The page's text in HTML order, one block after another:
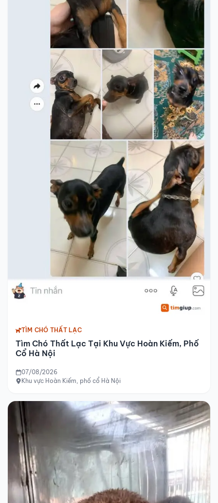
TÌM CHÓ THẤT LẠC
Tìm Chó Thất Lạc Tại Khu Vực Hoàn Kiếm, Phố
Cổ Hà Nội
07/08/2026
Khu vực Hoàn Kiếm, phố cổ Hà Nội